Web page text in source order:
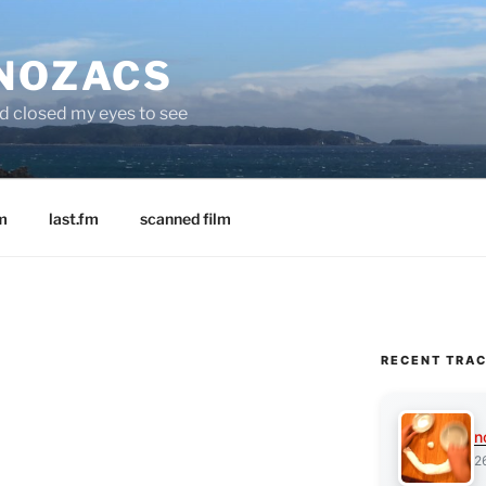
closed my eyes to see
last.fm scanned film
RECENT